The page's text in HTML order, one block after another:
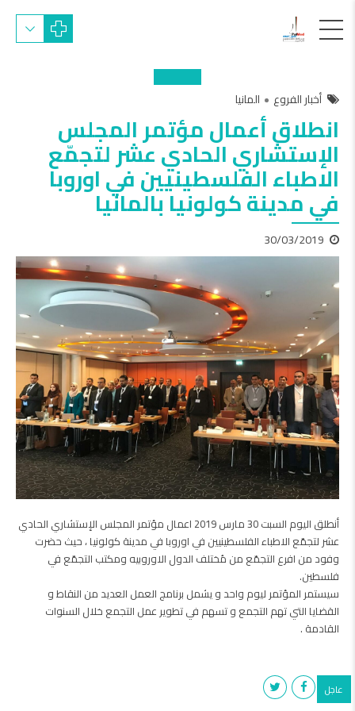
أخبار الفروع المانيا
انطلاق أعمال مؤتمر المجلس
الإستشاري الحادي عشر لتجمّع
الاطباء الفلسطينيين في اوروبا
في مدينة كولونيا بالمانيا
30/03/2019
أنطلق اليوم السبت 30 مارس 2019 اعمال مؤتمر المجلس الإستشاري الحادي
عشر لتجمّع الاطباء الفلسطينيين في اوروبا في مدينة كولونيا ، حيث حضرت
وفود من افرع التجمّع من مُختلف الدول الاوروبيه ومكتب التجمّع في
فلسطين.
سيستمر المؤتمر ليوم واحد و يشمل برنامج العمل العديد من النقاط و
القضايا التي تهم التجمع و تسهم في تطوير عمل التجمع خلال السنوات
القادمة .
عاجل